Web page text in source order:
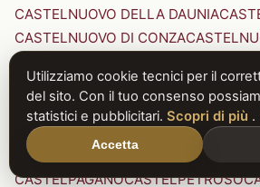
CASTELNUOVO DELLA DAUNIA
CASTELNUOVO DI CONZA
CASTELNUOVO DI PORTO
CASTELNUOVO MAGRA
CASTELNUOVO PARANO
CASTELNUOVO SCRIVIA
CASTELPAGANOCASTELPETROSO
Utilizziamo cookie tecnici per il
del sito. Con il tuo consenso
statistici e pubblicitari. Scopri di più .
Accetta